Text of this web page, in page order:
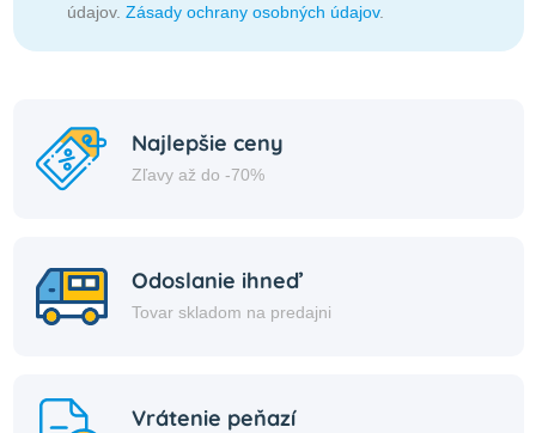
údajov. Zásady ochrany osobných údajov.
Najlepšie ceny
Zľavy až do -70%
Odoslanie ihneď
Tovar skladom na predajni
Vrátenie peňazí